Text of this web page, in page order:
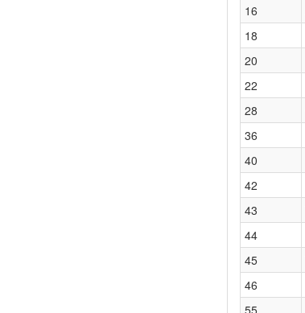
16
18
20
22
28
36
40
42
43
44
45
46
55